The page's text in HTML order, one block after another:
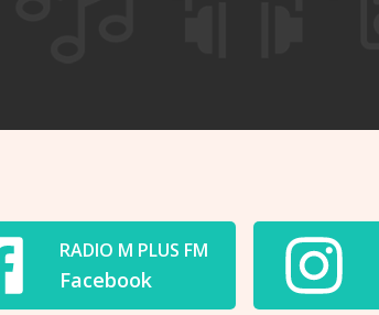
RADIO M PLUS FM
Facebook